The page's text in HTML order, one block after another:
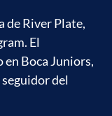
de River Plate,
​​​​​​​El
Boca Juniors,
del